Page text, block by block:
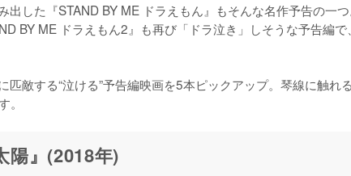
出した『STAND BY ME ドラえもん』もそんな名作予告の一
BY ME ドラえもん2』も再び「ドラ泣き」しそうな予告編で
匹敵する“泣ける”予告編映画を5本ピックアップ。琴線に触れ
陽』(2018年)